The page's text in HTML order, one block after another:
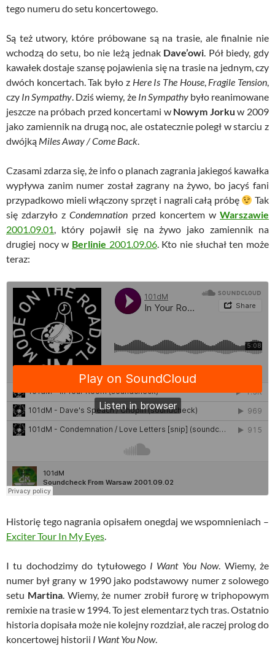
tego numeru do setu koncertowego.
Są też utwory, które próbowane są na trasie, ale finalnie nie
wchodzą do setu, bo nie leżą jednak Dave’owi. Pół biedy, gdy
kawałek dostaje szansę pojawienia się na trasie na jednym, czy
dwóch koncertach. Tak było z Here Is The House, Fragile Tension,
czy In Sympathy. Dziś wiemy, że In Sympathybyło reanimowane
jeszcze na próbach przed koncertami w Nowym Jorku w 2009
jako zamiennik na drugą noc, ale ostatecznie poległ w starciu z
dwójką Miles Away / Come Back.
Czasami zdarza się, że info o planach zagrania jakiegoś kawałka
wypływa zanim numer został zagrany na żywo, bo jacyś fani
przypadkowo mieli włączony sprzęt i nagrali całą próbę
Tak
się zdarzyło zCondemnation przed koncertem wWarszawie
2001.09.01, który pojawił się na żywo jako zamiennik na
drugiej nocy w Berlinie 2001.09.06. Kto nie słuchał ten może
teraz:
Historię tego nagrania opisałem onegdaj we wspomnieniach –
Exciter Tour In My Eyes.
I tu dochodzimy do tytułowego I Want You Now. Wiemy, że
numer był grany w 1990 jako podstawowy numer z solowego
setu Martina. Wiemy, że numer zrobił furorę w triphopowym
remixie na trasie w 1994. To jest elementarz tych tras. Ostatnio
historia dopisała może nie kolejny rozdział, ale raczej prolog do
koncertowej historii I Want You Now.